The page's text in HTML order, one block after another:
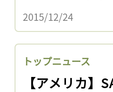
2015/12/24
トップニュース
【アメリカ】